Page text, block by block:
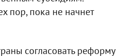
пор, пока не начнет
согласовать реформу